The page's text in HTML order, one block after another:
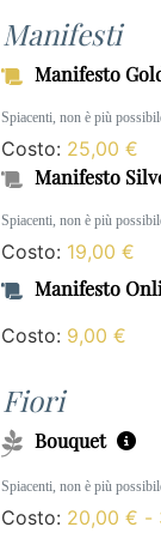
Manifesti
Manifesto
Spiacenti, non è più
Costo: 25,00 €
Manifesto
Spiacenti, non è più
Costo: 19,00 €
Manifesto
Costo: 9,00 €
Fiori
Bouquet
Spiacenti, non è più
Costo: 20,00 € -